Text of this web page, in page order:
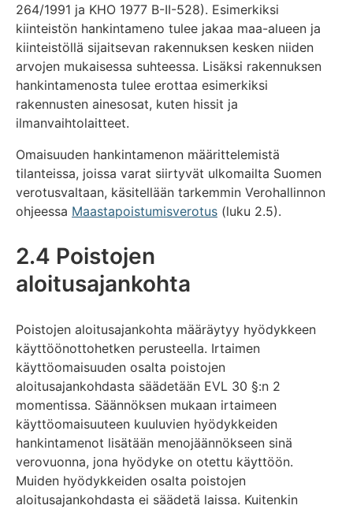
264/1991 ja KHO 1977 B-II-528). Esimerkiksi
kiinteistön hankintameno tulee jakaa maa-alueen ja
kiinteistöllä sijaitsevan rakennuksen kesken niiden
arvojen mukaisessa suhteessa. Lisäksi rakennuksen
hankintamenosta tulee erottaa esimerkiksi
rakennusten ainesosat, kuten hissit ja
ilmanvaihtolaitteet.
Omaisuuden hankintamenon määrittelemistä
tilanteissa, joissa varat siirtyvät ulkomailta Suomen
verotusvaltaan, käsitellään tarkemmin Verohallinnon
ohjeessa Maastapoistumisverotus (luku 2.5).
2.4 Poistojen
aloitusajankohta
Poistojen aloitusajankohta määräytyy hyödykkeen
käyttöönottohetken perusteella. Irtaimen
käyttöomaisuuden osalta poistojen
aloitusajankohdasta säädetään EVL 30 §:n 2
momentissa. Säännöksen mukaan irtaimeen
käyttöomaisuuteen kuuluvien hyödykkeiden
hankintamenot lisätään menojäännökseen sinä
verovuonna, jona hyödyke on otettu käyttöön.
Muiden hyödykkeiden osalta poistojen
aloitusajankohdasta ei säädetä laissa. Kuitenkin